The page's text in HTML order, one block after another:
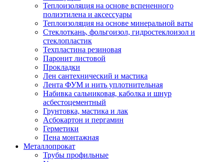
Теплоизоляция на основе вспененного
полиэтилена и аксессуары
Теплоизоляция на основе минеральной ваты
Стеклоткань, фольгоизол, гидростеклоизол и
стеклопластик
Техпластина резиновая
Паронит листовой
Прокладки
Лен сантехнический и мастика
Лента ФУМ и нить уплотнительная
Набивка сальниковая, каболка и шнур
асбестоцементный
Грунтовка, мастика и лак
Асбокартон и пергамин
Герметики
Пена монтажная
Металлопрокат
Трубы профильные